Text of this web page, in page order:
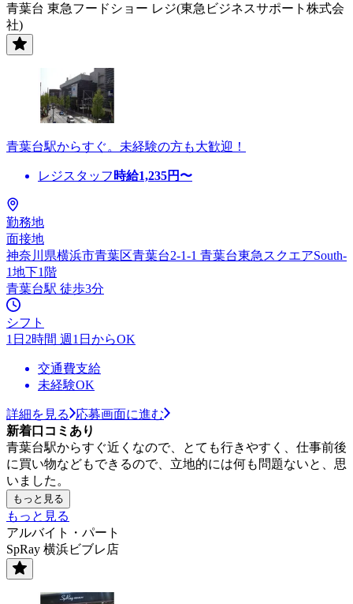
青葉台 東急フードショー レジ(東急ビジネスサポート株式会
社)
青葉台駅からすぐ。未経験の方も大歓迎！
レジスタッフ 時給1,235円〜
勤務地
面接地
神奈川県横浜市青葉区青葉台2-1-1 青葉台東急スクエアSouth-
1地下1階
青葉台駅 徒歩3分
シフト
1日2時間 週1日からOK
交通費支給
未経験OK
詳細を見る
応募画面に進む
新着口コミあり
青葉台駅からすぐ近くなので、とても行きやすく、仕事前後
に買い物などもできるので、立地的には何も問題ないと、思
いました。
もっと見る
もっと見る
アルバイト・パート
SpRay 横浜ビブレ店